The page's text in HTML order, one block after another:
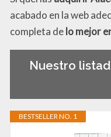
acabado en la web
completa delo mejor
Nuestro
BESTSELLER NO. 1